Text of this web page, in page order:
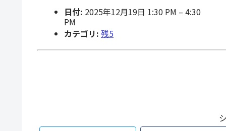
日付: 2025年12月19日 1:30 PM –4:30
PM
カテゴリ: 残5